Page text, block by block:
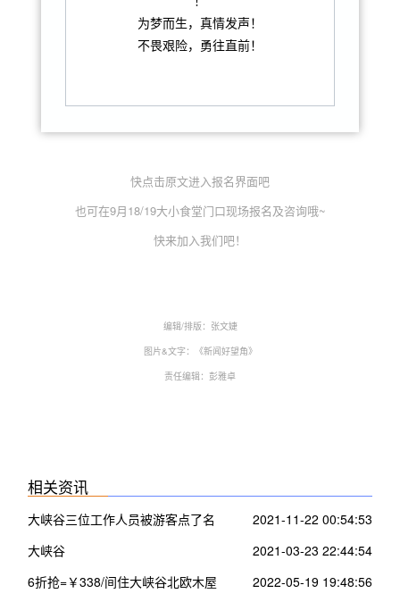
为梦而生，真情发声！
不畏艰险，勇往直前！
快点击原文进入报名界面吧
也可在9月18/19大小食堂门口现场报名及咨询哦~
快来加入我们吧！
编辑/排版：张文婕
图片&文字：《新闻好望角》
责任编辑：彭雅卓
相关资讯
大峡谷三位工作人员被游客点了名
2021-11-22 00:54:53
大峡谷
2021-03-23 22:44:54
6折抢=￥338/间住大峡谷北欧木屋
2022-05-19 19:48:56